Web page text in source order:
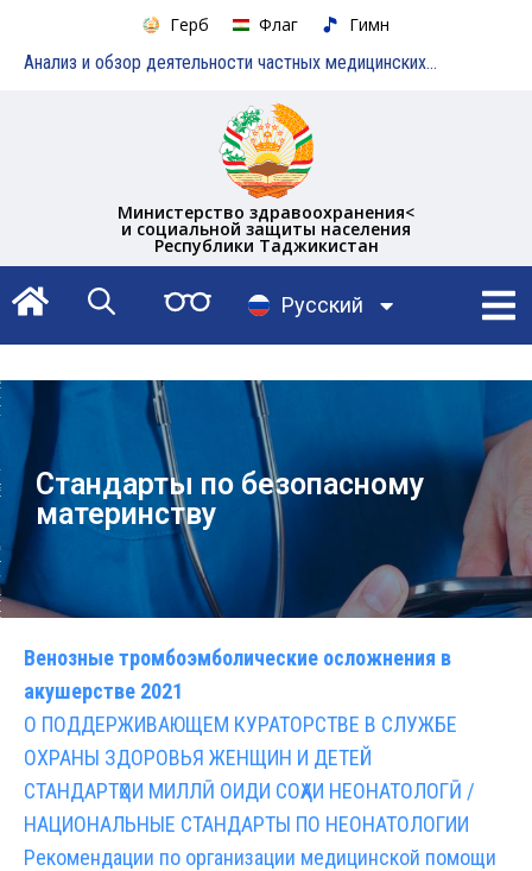
Герб Флаг
Гимн
Анализ и обзор деятельности частных медицинских учреждений
Министерство здравоохранения<
и социальной защиты населения
Республики Таджикистан
Русский
English
Тоҷикӣ
Стандарты по безопасному
материнству
Венозные тромбоэмболические осложнения в
акушерстве 2021
О ПОДДЕРЖИВАЮЩЕМ КУРАТОРСТВЕ В СЛУЖБЕ
ОХРАНЫ ЗДОРОВЬЯ ЖЕНЩИН И ДЕТЕЙ
СТАНДАРТҲОИ МИЛЛӢ ОИДИ СОҲАИ НЕОНАТОЛОГӢ /
НАЦИОНАЛЬНЫЕ СТАНДАРТЫ ПО НЕОНАТОЛОГИИ
Рекомендации по организации медицинской помощи